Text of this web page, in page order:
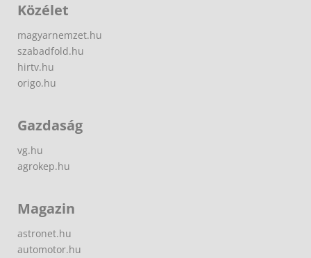
Közélet
magyarnemzet.hu
szabadfold.hu
hirtv.hu
origo.hu
Gazdaság
vg.hu
agrokep.hu
Magazin
astronet.hu
automotor.hu